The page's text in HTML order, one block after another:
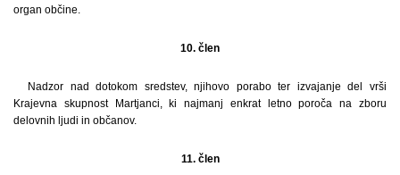
organ občine.
10. člen
Nadzor nad dotokom sredstev, njihovo porabo ter izvajanje del vrši
Krajevna skupnost Martjanci, ki najmanj enkrat letno poroča na zboru
delovnih ljudi in občanov.
11. člen